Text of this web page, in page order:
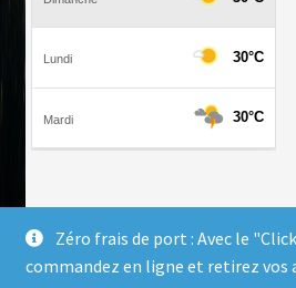
Zéro frais de port : Avec le
commandez en ligne et retirez vos